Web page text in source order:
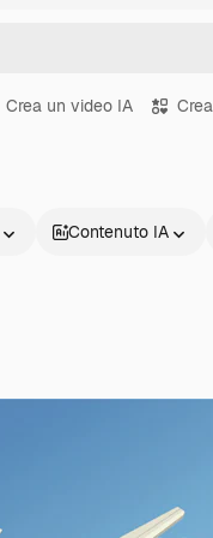
Crea un video IA
Contenuto IA